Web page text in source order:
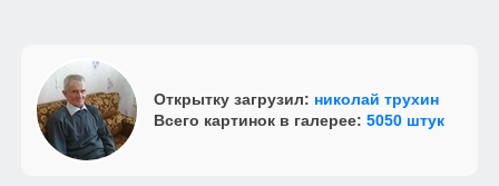
Открытку загрузил: николай трухин
Всего картинок в галерее: 5050 штук